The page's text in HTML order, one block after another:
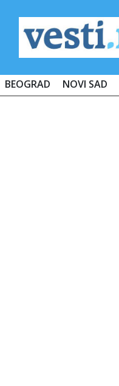
BEOGRAD NOVI SAD